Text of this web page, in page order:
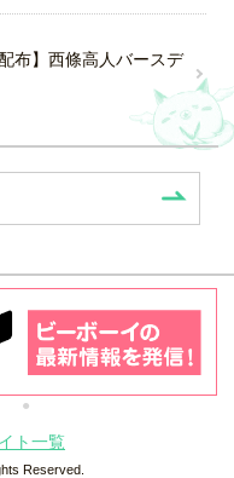
布】西條高人バースデ
ト一覧
Reserved.